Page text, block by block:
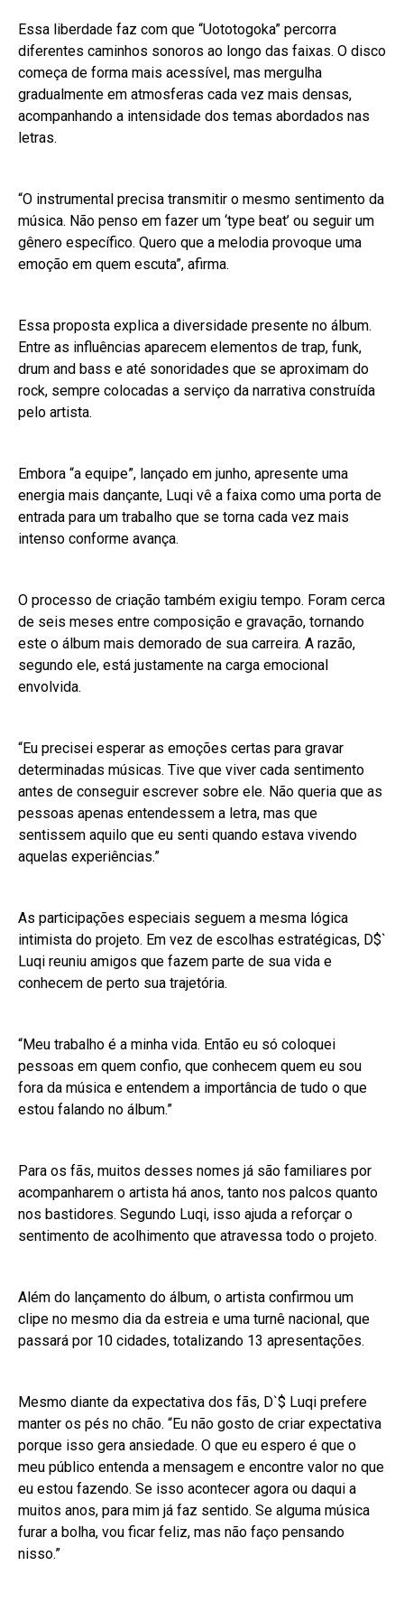
Essa liberdade faz com que “Uototogoka” percorra
diferentes caminhos sonoros ao longo das faixas. O disco
começa de forma mais acessível, mas mergulha
gradualmente em atmosferas cada vez mais densas,
acompanhando a intensidade dos temas abordados nas
letras.
“O instrumental precisa transmitir o mesmo sentimento da
música. Não penso em fazer um ‘type beat’ ou seguir um
gênero específico. Quero que a melodia provoque uma
emoção em quem escuta”, afirma.
Essa proposta explica a diversidade presente no álbum.
Entre as influências aparecem elementos de trap, funk,
drum and bass e até sonoridades que se aproximam do
rock, sempre colocadas a serviço da narrativa construída
pelo artista.
Embora “a equipe”, lançado em junho, apresente uma
energia mais dançante, Luqi vê a faixa como uma porta de
entrada para um trabalho que se torna cada vez mais
intenso conforme avança.
O processo de criação também exigiu tempo. Foram cerca
de seis meses entre composição e gravação, tornando
este o álbum mais demorado de sua carreira. A razão,
segundo ele, está justamente na carga emocional
envolvida.
“Eu precisei esperar as emoções certas para gravar
determinadas músicas. Tive que viver cada sentimento
antes de conseguir escrever sobre ele. Não queria que as
pessoas apenas entendessem a letra, mas que
sentissem aquilo que eu senti quando estava vivendo
aquelas experiências.”
As participações especiais seguem a mesma lógica
intimista do projeto. Em vez de escolhas estratégicas, D$`
Luqi reuniu amigos que fazem parte de sua vida e
conhecem de perto sua trajetória.
“Meu trabalho é a minha vida. Então eu só coloquei
pessoas em quem confio, que conhecem quem eu sou
fora da música e entendem a importância de tudo o que
estou falando no álbum.”
Para os fãs, muitos desses nomes já são familiares por
acompanharem o artista há anos, tanto nos palcos quanto
nos bastidores. Segundo Luqi, isso ajuda a reforçar o
sentimento de acolhimento que atravessa todo o projeto.
Além do lançamento do álbum, o artista confirmou um
clipe no mesmo dia da estreia e uma turnê nacional, que
passará por 10 cidades, totalizando 13 apresentações.
Mesmo diante da expectativa dos fãs, D`$ Luqi prefere
manter os pés no chão. “Eu não gosto de criar expectativa
porque isso gera ansiedade. O que eu espero é que o
meu público entenda a mensagem e encontre valor no que
eu estou fazendo. Se isso acontecer agora ou daqui a
muitos anos, para mim já faz sentido. Se alguma música
furar a bolha, vou ficar feliz, mas não faço pensando
nisso.”